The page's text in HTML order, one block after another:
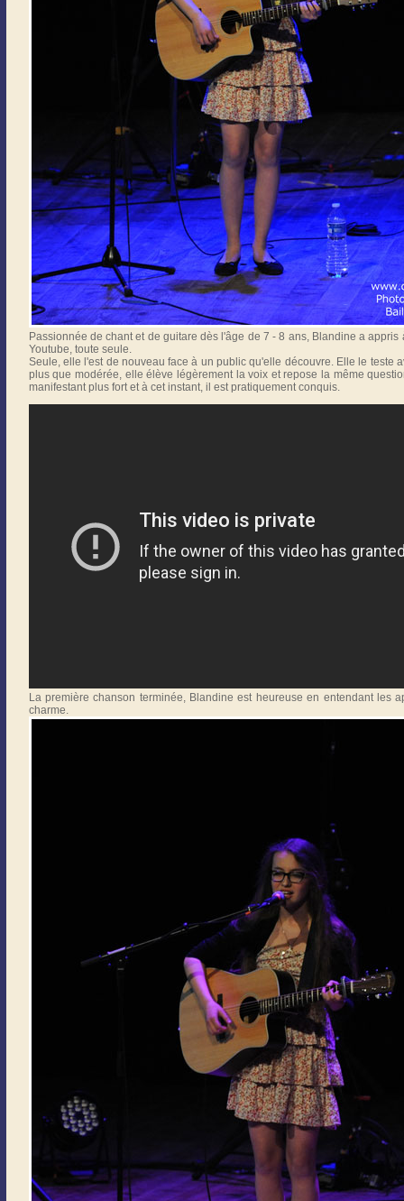
Passionnée de chant et de guitare dès l'âge de 7 - 8 ans, Blandine a
Youtube, toute seule.
Seule, elle l'est de nouveau face à un public qu'elle découvre. Elle le teste
plus que modérée, elle élève légèrement la voix et repose la même
manifestant plus fort et à cet instant, il est pratiquement conquis.
La première chanson terminée, Blandine est heureuse en entendant les
charme.